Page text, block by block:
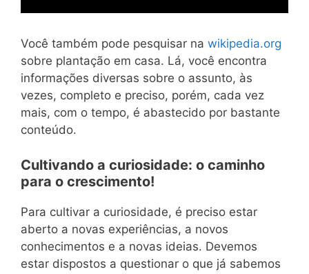
Você também pode pesquisar na wikipedia.org
sobre plantação em casa. Lá, você encontra
informações diversas sobre o assunto, às
vezes, completo e preciso, porém, cada vez
mais, com o tempo, é abastecido por bastante
conteúdo.
Cultivando a curiosidade: o caminho
para o crescimento!
Para cultivar a curiosidade, é preciso estar
aberto a novas experiências, a novos
conhecimentos e a novas ideias. Devemos
estar dispostos a questionar o que já sabemos